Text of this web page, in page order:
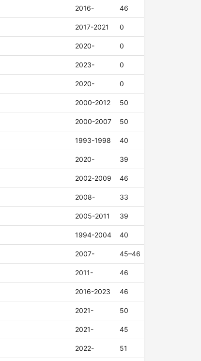
2016- 46
2017-2021 0
2020- 0
2023- 0
2020- 0
2000-2012 50
2000-2007 50
1993-1998 40
2020- 39
2002-2009 46
2008- 33
2005-2011 39
1994-2004 40
2007- 45–46
2011- 46
2016-2023 46
2021- 50
2021- 45
2022- 51